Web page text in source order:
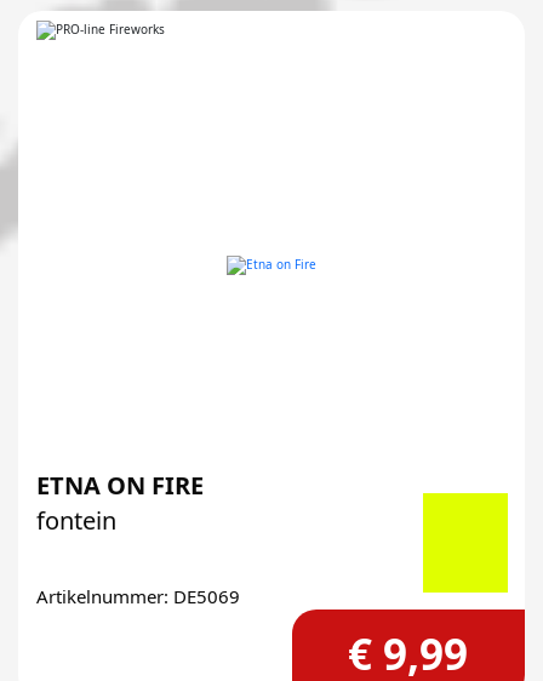
ETNA ON FIRE
fontein
Artikelnummer: DE5069
€ 9,99